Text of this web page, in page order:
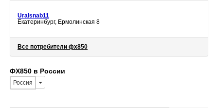
Uralsnab11
Екатеринбург, Ермолинская 8
Все потребители фх850
ФХ850 в России
Россия